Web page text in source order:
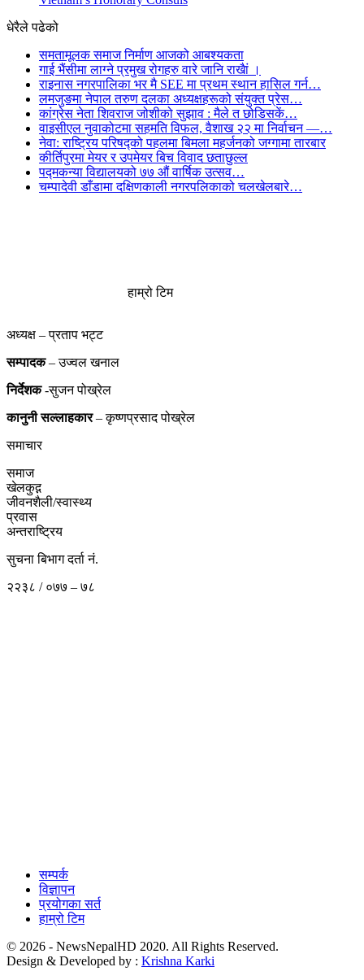
धेरैले पढेको
समतामूलक समाज निर्माण आजको आबश्यकता
गाई भैंसीमा लाग्ने प्रमुख रोगहरु वारे जानि राखैां ।
राइनास नगरपालिका भर मै SEE मा प्रथम स्थान हासिल गर्न…
लमजुङमा नेपाल तरुण दलका अध्यक्षहरूको संयुक्त प्रेस…
कांग्रेस नेता शिवराज जोशीको सुझाव : मैले त छोडिसकें…
वाइसीएल नुवाकोटमा सहमति विफल, वैशाख २२ मा निर्वाचन —…
नेवा: राष्ट्रिय परिषद्को पहलमा बिमला महर्जनको जग्गामा तारबार
कीर्तिपुरमा मेयर र उपमेयर बिच विवाद छताछुल्ल
पद्मकन्या विद्यालयको ७७ औं ‌‌वार्षिक ‌उत्सव…
चम्पादेवी डाँडामा दक्षिणकाली नगरपलिकाको चलखेलबारे…
हाम्रो टिम
अध्यक्ष – प्रताप भट्ट
सम्पादक– उज्वल खनाल
निर्देशक-सुजन पोख्रेल
कानुनी सल्लाहकार– कृष्णप्रसाद पोख्रेल
समाचार
समाज
खेलकुद़़
जीवनशैली/स्वास्थ्य
प्रवास
अन्तराष्ट्रिय
सुचना बिभाग दर्ता नं.
२२३८ / ०७७ – ७८
सम्पर्क
विज्ञापन
प्रयोगका सर्त
हाम्रो टिम
© 2026 - NewsNepalHD 2020. All Rights Reserved.
Design & Developed by : Krishna Karki